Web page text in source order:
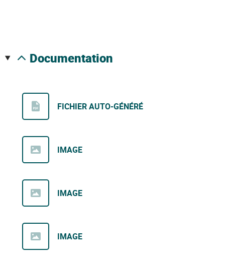
documentation
FICHIER AUTO-GÉNÉRÉ
IMAGE
IMAGE
IMAGE